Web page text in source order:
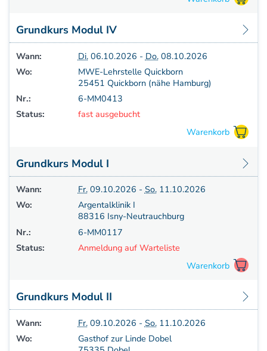
Grundkurs Modul IV
Wann: Di.06.10.2026 - Do.08.10.2026
Wo:
MWE-Lehrstelle Quickborn
25451 Quickborn (nähe Hamburg)
Nr.:
6-MM0413
Status:
fast ausgebucht
Grundkurs Modul I
Wann: Fr.09.10.2026 - So.11.10.2026
Wo:
Argentalklinik I
88316 Isny-Neutrauchburg
Nr.:
6-MM0117
Status:
Anmeldung auf Warteliste
Grundkurs Modul II
Wann: Fr.09.10.2026 - So.11.10.2026
Wo:
Gasthof zur Linde Dobel